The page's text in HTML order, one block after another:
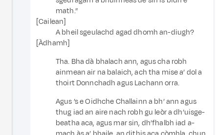
math.”
[Cailean]
A bheil sgeulachd agad dhomh an-diugh?
[Àdhamh]
Tha. Bha dà bhalach ann, agus cha robh
ainmean air na balaich, ach tha mise a’ dol a
thoirt Donnchadh agus Lachann orra.
Agus ’s e Oidhche Challainn a bh’ ann agus
thug iad an aire nach robh gu leòr a dh’uisge-
beatha aca, agus mar sin, dh’fhalbh iad a-